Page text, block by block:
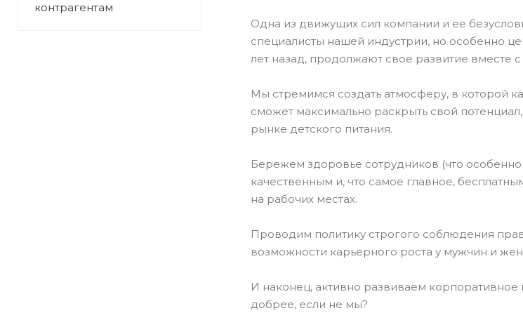
контрагентам
Одна из движущих сил компании и ее
специалисты нашей индустрии, но особенно
лет назад, продолжают свое развитие вместе
Мы стремимся создать атмосферу, в которой
сможет максимально раскрыть свой
рынке детского питания.
Бережем здоровье сотрудников (что
качественным и, что самое главное,
на рабочих местах.
Проводим политику строгого соблюдения
возможности карьерного роста у мужчин и
И наконец, активно развиваем
добрее, если не мы?